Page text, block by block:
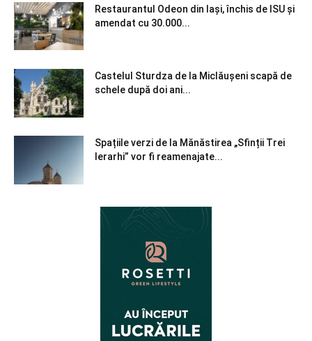
Restaurantul Odeon din Iași, închis de ISU și
amendat cu 30.000...
Castelul Sturdza de la Miclăușeni scapă de
schele după doi ani...
Spațiile verzi de la Mănăstirea „Sfinții Trei
Ierarhi” vor fi reamenajate...